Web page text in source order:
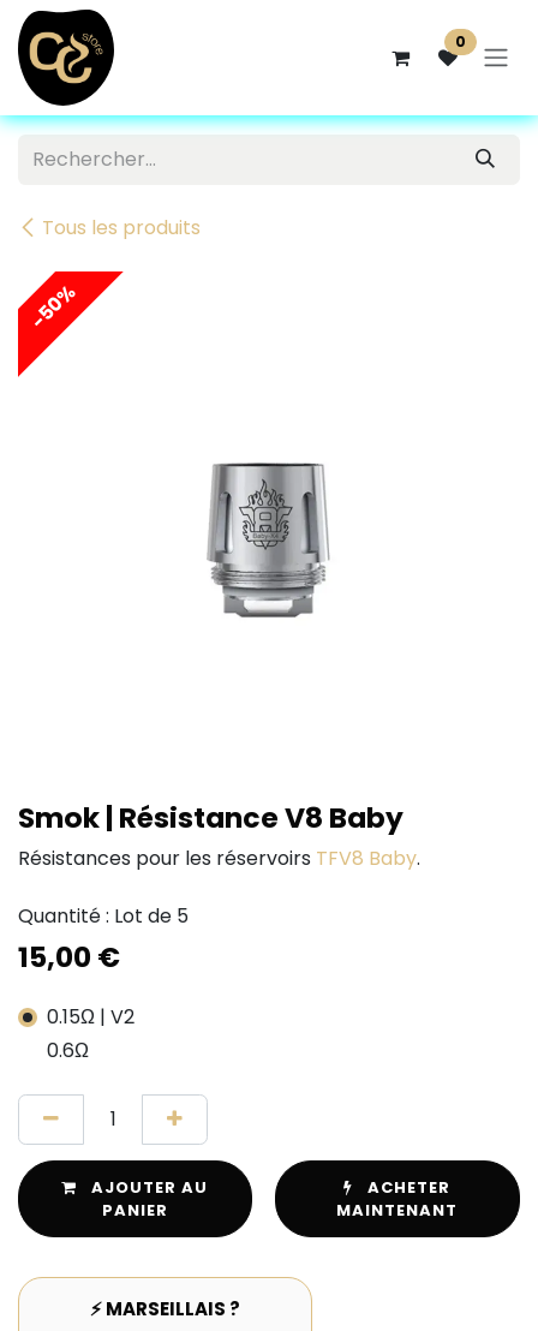
Se rendre au contenu
0
Tous les produits
-50%
Smok | Résistance V8 Baby
Résistances pour les réservoirs TFV8 Baby.
Quantité : Lot de 5
15,00 €
0.15Ω | V2
0.6Ω
AJOUTER AU
PANIER
ACHETER
MAINTENANT
⚡ MARSEILLAIS ?